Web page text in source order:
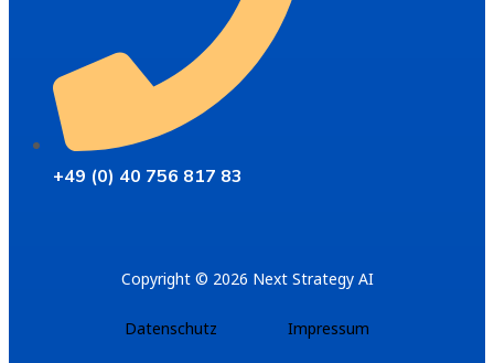
+49 (0) 40 756 817 83
Copyright © 2026 Next Strategy AI
Datenschutz Impressum